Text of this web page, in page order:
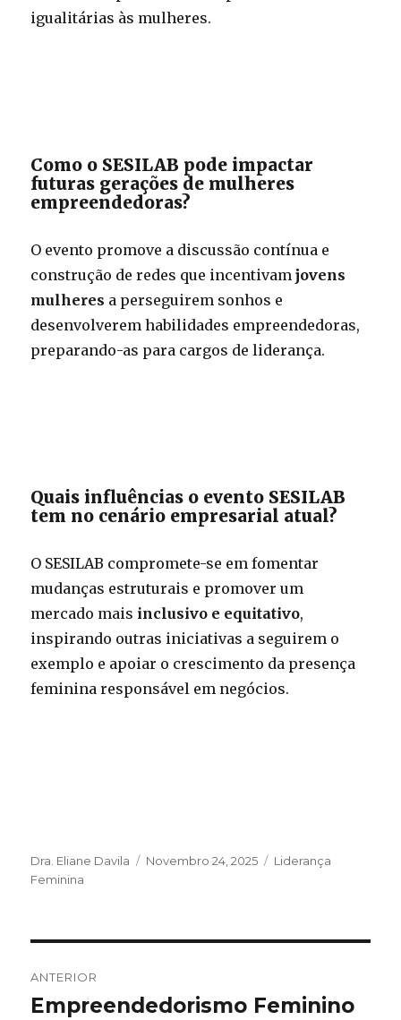
igualitárias às mulheres.
Como o SESILAB pode impactar
futuras gerações de mulheres
empreendedoras?
O evento promove a discussão contínua e
construção de redes que incentivamjovens
mulheres a perseguirem sonhos e
desenvolverem habilidades empreendedoras,
preparando-as para cargos de liderança.
Quais influências o evento SESILAB
tem no cenário empresarial atual?
O SESILAB compromete-se em fomentar
mudanças estruturais e promover um
mercado mais inclusivo e equitativo,
inspirando outras iniciativas a seguirem o
exemplo e apoiar o crescimento da presença
feminina responsável em negócios.
Autor
Dra. Eliane Davila
Publicado
Novembro 24, 2025 Categorias
Liderança
Feminina
de
ANTERIOR
Artigo
Empreendedorismo Feminino